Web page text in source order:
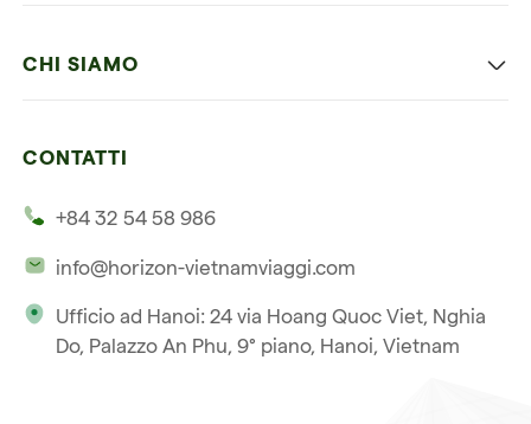
Iscriviti alla nostra
Vietnam e Cambogia
CHI SIAMO
La nostra licenza internazionale
CONTATTI
+84 32 54 58 986
info@horizon-vietnamviaggi.com
Ufficio ad Hanoi: 24 via Hoang Quoc Viet, Nghia
Do, Palazzo An Phu, 9° piano, Hanoi, Vietnam